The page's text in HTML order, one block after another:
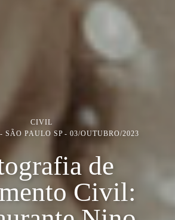
CIVIL
SÃO PAULO SP
03/OUTUBRO/2023
de
Civil: